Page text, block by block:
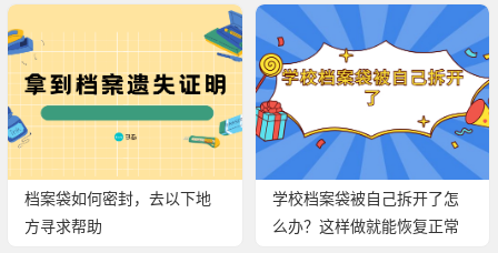
档案袋如何密封，去以下地
方寻求帮助
学校档案袋被自己拆开了怎
么办？这样做就能恢复正常